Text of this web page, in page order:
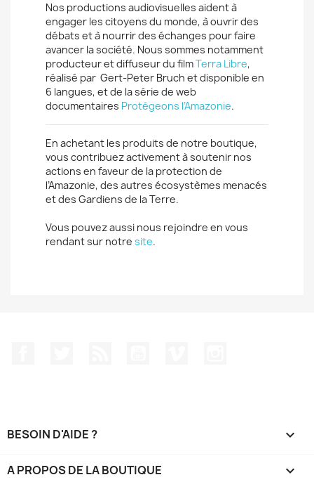
Nos productions audiovisuelles aident à
engager les citoyens du monde, à ouvrir des
débats et à nourrir des échanges pour faire
avancer la société. Nous sommes notamment
producteur et diffuseur du filmTerra Libre,
réalisé par Gert-Peter Bruch et disponible en
6 langues, et de la série de web
documentaires Protégeons l’Amazonie.
En achetant les produits de notre boutique,
vous contribuez activement à soutenir nos
actions en faveur de la protection de
l’Amazonie, des autres écosystèmes menacés
et des Gardiens de la Terre.
Vous pouvez aussi nous rejoindre en vous
rendant sur notre site.
BESOIN D'AIDE ? 
A PROPOS DE LA BOUTIQUE 